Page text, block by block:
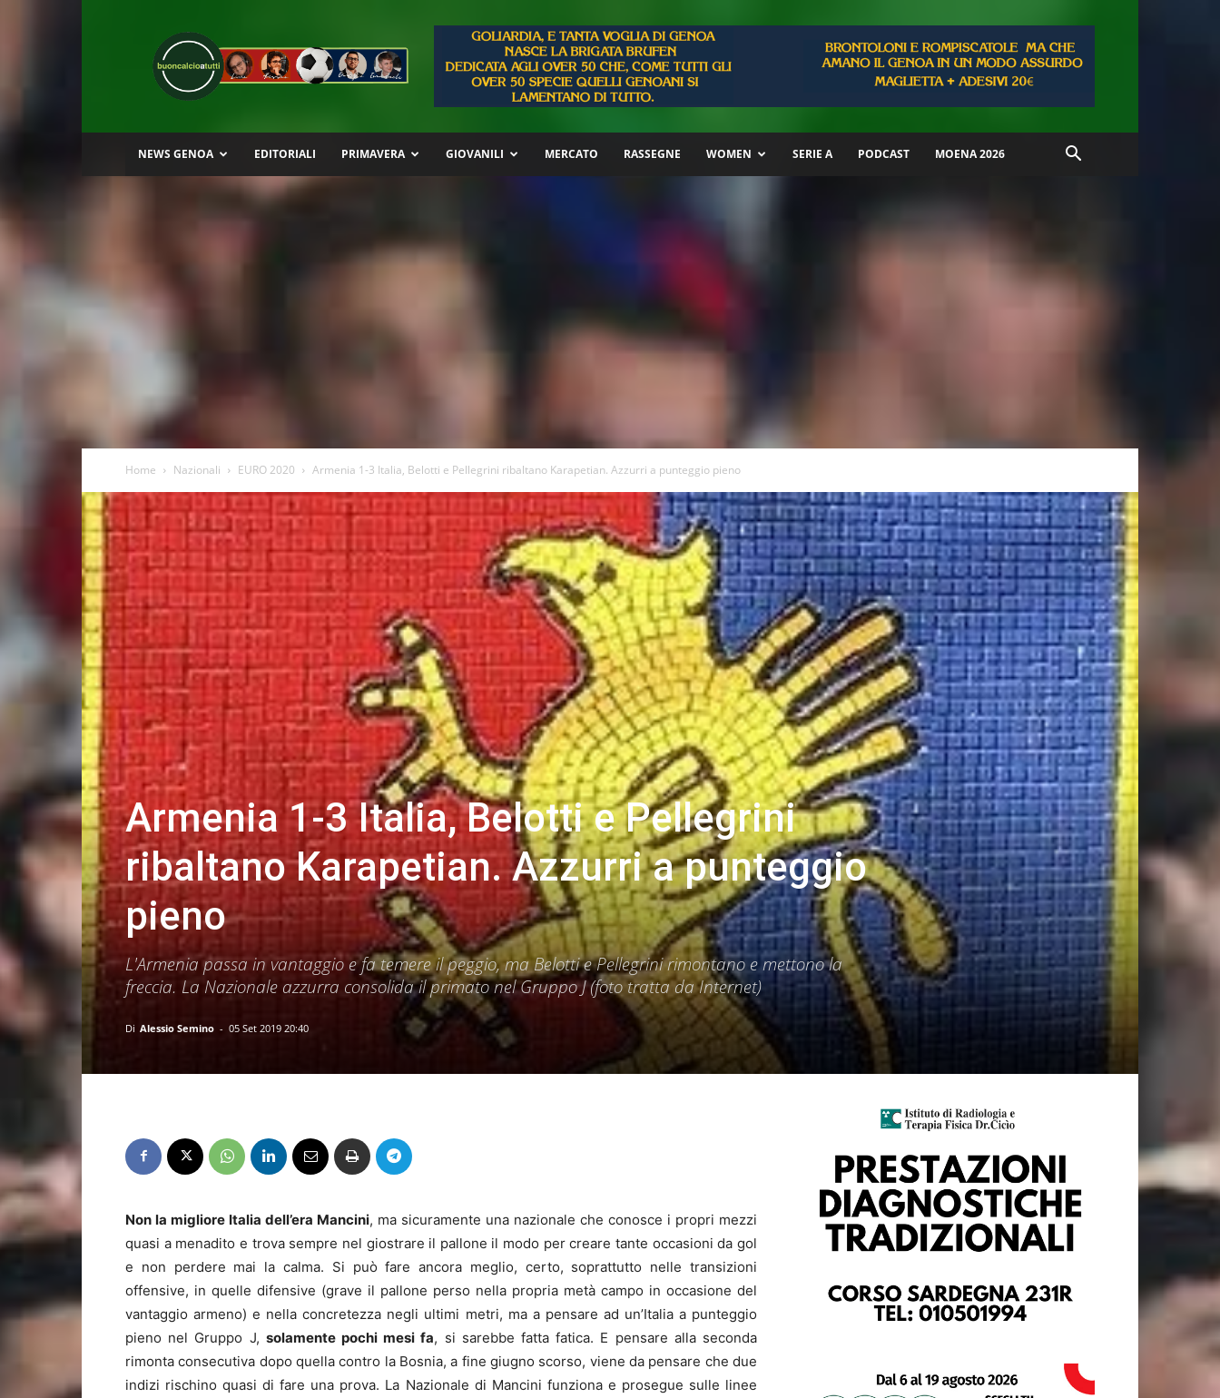
Buon
Calcio
a
Tutti
NEWS GENOA EDITORIALI PRIMAVERA GIOVANILI MERCATO RASSEGNE WOMEN SERIE A PODCAST MOENA 2026
Home Nazionali EURO 2020 Armenia 1-3 Italia, Belotti e Pellegrini ribaltano Karapetian. Azzurri a punteggio pieno
Armenia 1-3 Italia, Belotti e Pellegrini
ribaltano Karapetian. Azzurri a punteggio
pieno
L'Armenia passa in vantaggio e fa temere il peggio, ma Belotti e Pellegrini rimontano e mettono la
freccia. La Nazionale azzurra consolida il primato nel Gruppo J (foto tratta da Internet)
Di Alessio Semino - 05 Set 2019 20:40
Non la migliore Italia dell’era Mancini, ma sicuramente una nazionale che conosce i propri mezzi
quasi a menadito e trova sempre nel giostrare il pallone il modo per creare tante occasioni da gol
e non perdere mai la calma. Si può fare ancora meglio, certo, soprattutto nelle transizioni
offensive, in quelle difensive (grave il pallone perso nella propria metà campo in occasione del
vantaggio armeno) e nella concretezza negli ultimi metri, ma a pensare ad un’Italia a punteggio
pieno nel Gruppo J, solamente pochi mesi fa, si sarebbe fatta fatica. E pensare alla seconda
rimonta consecutiva dopo quella contro la Bosnia, a fine giugno scorso, viene da pensare che due
indizi rischino quasi di fare una prova. La Nazionale di Mancini funziona e prosegue sulle linee